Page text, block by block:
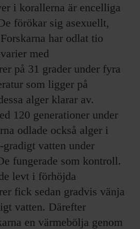
i korallerna är encelliga
förökar sig asexuellt,
har odlat tio
med
på 31 grader under fyra
som ligger på
alger klarar av.
120 generationer under
odlade också alger i
vatten under
fungerade som kontroll.
levt i förhöjda
fick sedan gradvis vänja
vatten. Därefter
en värmebölja genom